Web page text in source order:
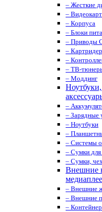
– Жесткие
–
– Корпуса
– Блоки
– Приводы
–
–
– ТВ-
– Моддинг
–
– Зарядные
– Ноутбуки
–
– Системы
– Сумки для
– Сумки,
Внешние
– Внешние
– Внешние
–